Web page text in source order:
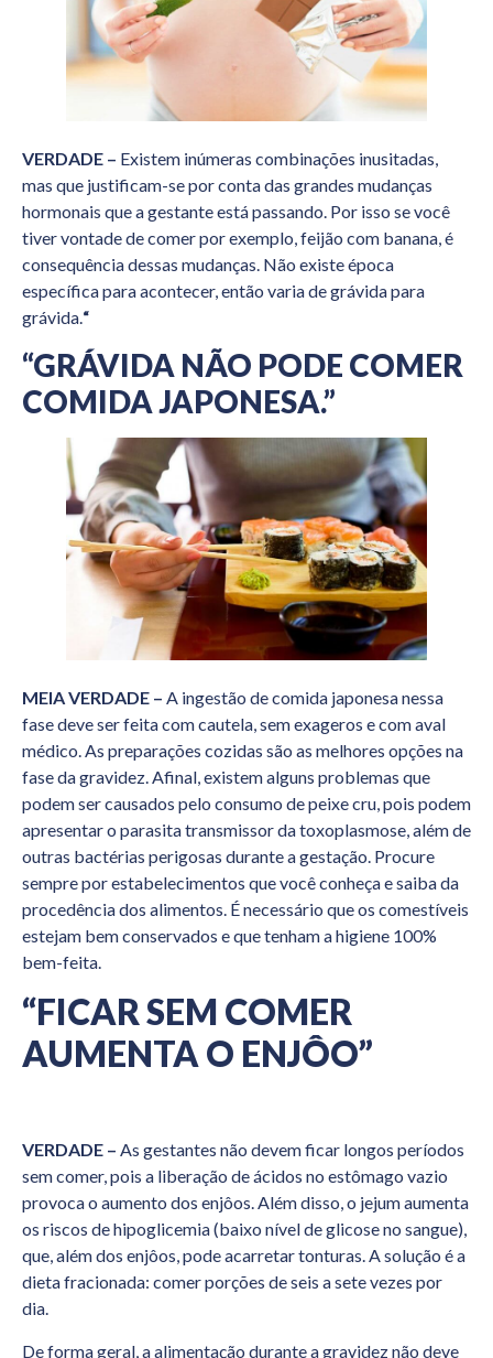
VERDADE – Existem inúmeras combinações inusitadas,
mas que justificam-se por conta das grandes mudanças
hormonais que a gestante está passando. Por isso se você
tiver vontade de comer por exemplo, feijão com banana, é
consequência dessas mudanças. Não existe época
específica para acontecer, então varia de grávida para
grávida.“
“GRÁVIDA NÃO PODE COMER
COMIDA JAPONESA.”
MEIA VERDADE – A ingestão de comida japonesa nessa
fase deve ser feita com cautela, sem exageros e com aval
médico. As preparações cozidas são as melhores opções na
fase da gravidez. Afinal, existem alguns problemas que
podem ser causados pelo consumo de peixe cru, pois podem
apresentar o parasita transmissor da toxoplasmose, além de
outras bactérias perigosas durante a gestação. Procure
sempre por estabelecimentos que você conheça e saiba da
procedência dos alimentos. É necessário que os comestíveis
estejam bem conservados e que tenham a higiene 100%
bem-feita.
“FICAR SEM COMER
AUMENTA O ENJÔO”
VERDADE – As gestantes não devem ficar longos períodos
sem comer, pois a liberação de ácidos no estômago vazio
provoca o aumento dos enjôos. Além disso, o jejum aumenta
os riscos de hipoglicemia (baixo nível de glicose no sangue),
que, além dos enjôos, pode acarretar tonturas. A solução é a
dieta fracionada: comer porções de seis a sete vezes por
dia.
De forma geral, a alimentação durante a gravidez não deve